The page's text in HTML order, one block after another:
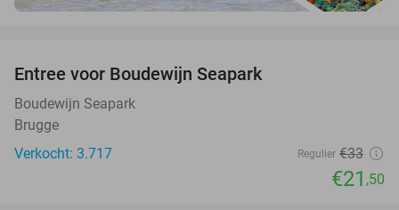
Entree voor Boudewijn Seapark
Boudewijn Seapark
Brugge
Verkocht: 3.717
Regulier €33
€21 ,50